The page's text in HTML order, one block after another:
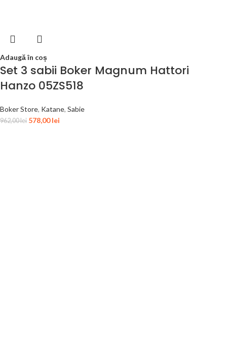
Adaugă în coș
Set 3 sabii Boker Magnum Hattori
Hanzo 05ZS518
Boker Store, Katane, Sabie
962,00lei 578,00lei